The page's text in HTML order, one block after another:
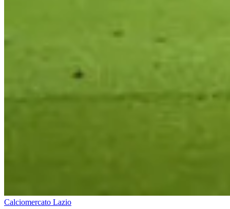
Calciomercato Lazio